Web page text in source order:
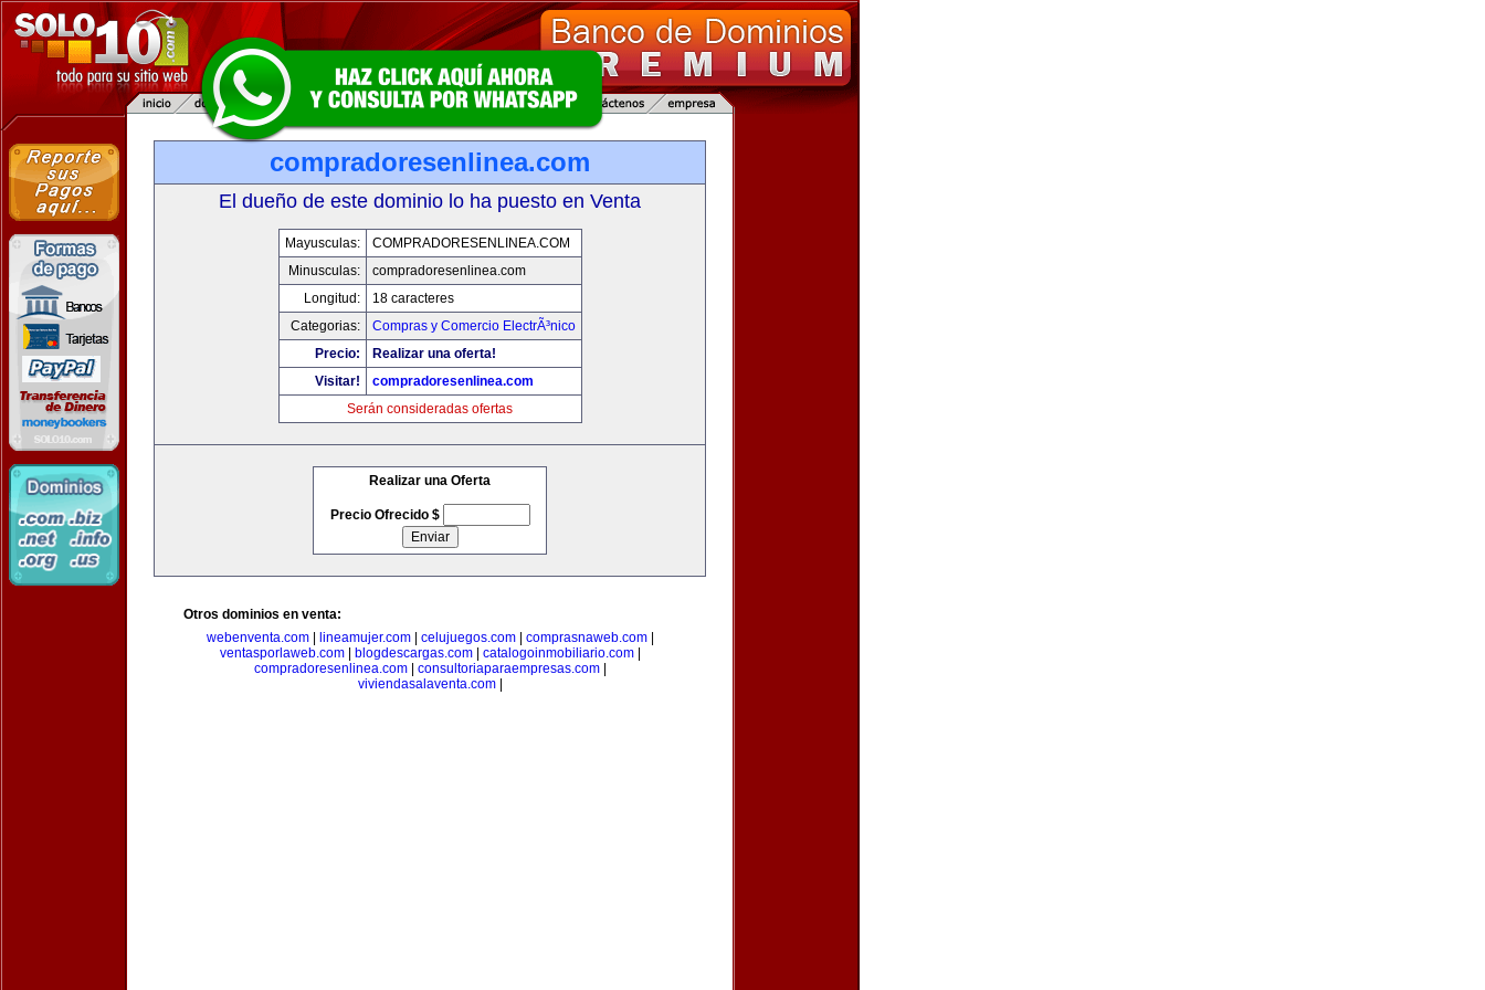
compradoresenlinea.com
El dueño de este dominio lo ha puesto en Venta
Mayusculas:
COMPRADORESENLINEA.COM
Minusculas:
compradoresenlinea.com
Longitud:
18 caracteres
Categorias:
Compras y Comercio ElectrÃ³nico
Precio:
Realizar una oferta!
Visitar!
compradoresenlinea.com
Serán consideradas ofertas
Realizar una Oferta
Precio Ofrecido $
Otros dominios en venta:
webenventa.com| lineamujer.com| celujuegos.com| comprasnaweb.com|
ventasporlaweb.com| blogdescargas.com| catalogoinmobiliario.com|
compradoresenlinea.com| consultoriaparaempresas.com|
viviendasalaventa.com|